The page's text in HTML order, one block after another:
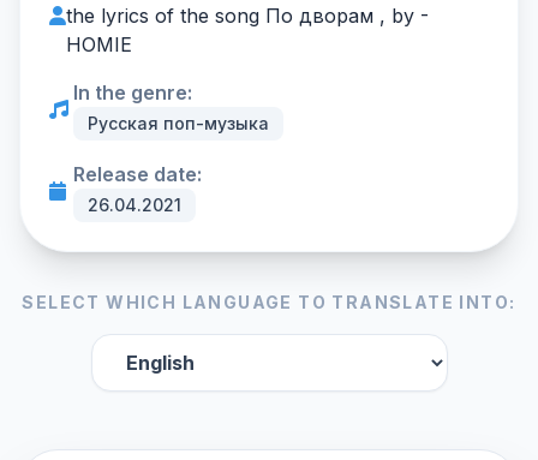
the lyrics of the song По дворам , by -
HOMIE
In the genre:
Русская поп-музыка
Release date:
26.04.2021
SELECT WHICH LANGUAGE TO TRANSLATE INTO: